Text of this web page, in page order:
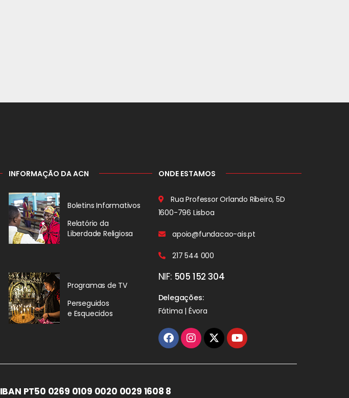
INFORMAÇÃO DA ACN
Boletins Informativos
Relatório da
Liberdade Religiosa
Programas de TV
Perseguidos
e Esquecidos
ONDE ESTAMOS
Rua Professor Orlando Ribeiro, 5D
1600-796 Lisboa
apoio@fundacao-ais.pt
217 544 000
NIF: 505 152 304
Delegações:
Fátima | Évora
IBAN PT50 0269 0109 0020 0029 1608 8